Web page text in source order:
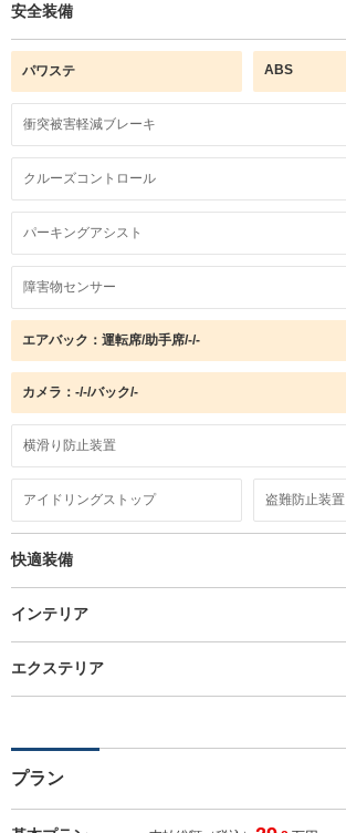
安全装備
パワステ ABS
衝突被害軽減ブレーキ
クルーズコントロール
パーキングアシスト
障害物センサー
エアバック：運転席/助手席/-/-
カメラ：-/-/バック/-
横滑り防止装置
アイドリングストップ 盗難防止装置
快適装備
インテリア
エクステリア
プラン